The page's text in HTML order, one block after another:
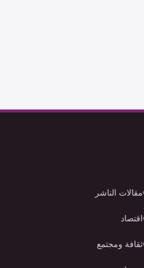
مقالات الناشر
اقتصاد
ثقافة ومجتمع